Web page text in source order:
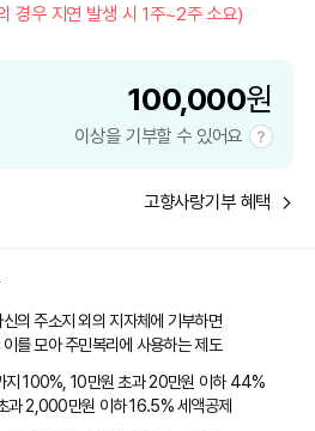
경우 지연 발생 시 1주~2주 소요)
100,000원
이상을 기부할 수 있어요
고향사랑기부 혜택
의 주소지 외의 지자체에 기부하면
를 모아 주민복리에 사용하는 제도
지 100%, 10만원 초과 20만원 이하 44%
과 2,000만원 이하 16.5% 세액공제